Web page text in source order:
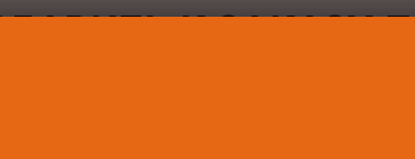
К ЗАКАЗУ